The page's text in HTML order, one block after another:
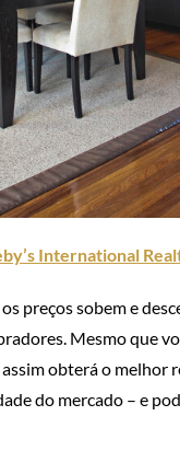
International
preços sobem e
Mesmo que
obterá o
do mercado – e